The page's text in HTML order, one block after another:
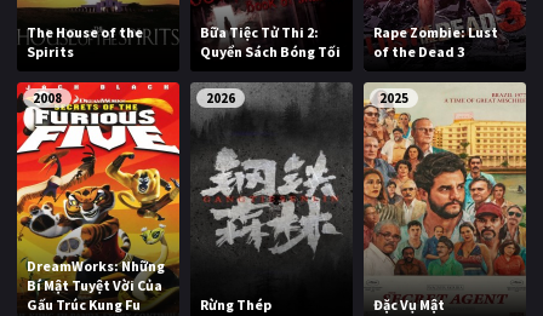
The House of the
Spirits
Bữa Tiệc Tử Thi 2:
Quyển Sách Bóng Tối
Rape Zombie: Lust
of the Dead 3
2008
DreamWorks: Những
Bí Mật Tuyệt Vời Của
Gấu Trúc Kung Fu
2026
Rừng Thép
2025
Đặc Vụ Mật